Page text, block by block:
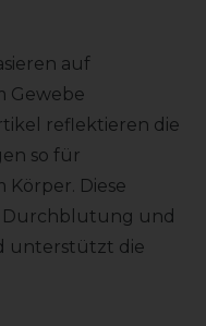
auf
Gewebe
reflektieren die
so für
Diese
Durchblutung und
unterstützt die